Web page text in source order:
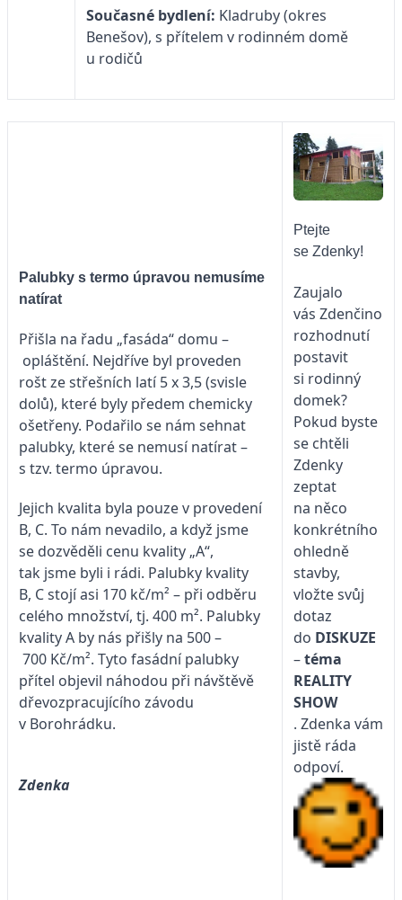
Současné bydlení: Kladruby (okres
Benešov), s přítelem v rodinném domě
u rodičů
Palubky s termo úpravou nemusíme
natírat
Přišla na řadu „fasáda“ domu –
opláštění. Nejdříve byl proveden
rošt ze střešních latí 5 x 3,5 (svisle
dolů), které byly předem chemicky
ošetřeny. Podařilo se nám sehnat
palubky, které se nemusí natírat –
s tzv. termo úpravou.
Jejich kvalita byla pouze v provedení
B, C. To nám nevadilo, a když jsme
se dozvěděli cenu kvality „A“,
tak jsme byli i rádi. Palubky kvality
B, C stojí asi 170 kč/m² – při odběru
celého množství, tj. 400 m². Palubky
kvality A by nás přišly na 500 –
700 Kč/m². Tyto fasádní palubky
přítel objevil náhodou při návštěvě
dřevozpracujícího závodu
v Borohrádku.
Zdenka
Ptejte
se Zdenky!
Zaujalo
vás Zdenčino
rozhodnutí
postavit
si rodinný
domek?
Pokud byste
se chtěli
Zdenky
zeptat
na něco
konkrétního
ohledně
stavby,
vložte svůj
dotaz
do DISKUZE
–téma
REALITY
SHOW
. Zdenka vám
jistě ráda
odpoví.